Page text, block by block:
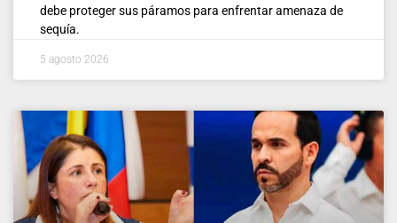
debe proteger sus páramos para enfrentar amenaza de
sequía.
5 agosto 2026